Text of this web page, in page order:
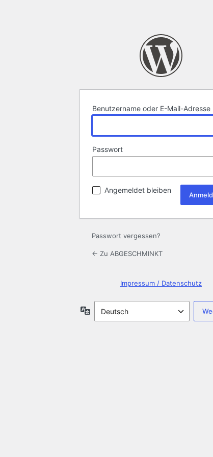
Benutzername oder E-Mail-Adresse
Passwort
Angemeldet bleiben
Passwort vergessen?
← Zu ABGESCHMINKT
Impressum / Datenschutz
Sprache